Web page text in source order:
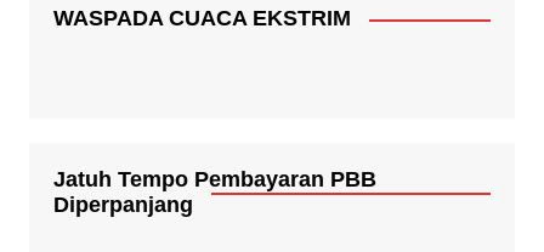
WASPADA CUACA EKSTRIM
Jatuh Tempo Pembayaran PBB
Diperpanjang